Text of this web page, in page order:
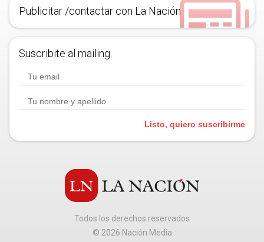
Publicitar /contactar con La Nación
Suscribite al mailing.
Listo, quiero suscribirme
Todos los derechos reservados
© 2026 Nación Media